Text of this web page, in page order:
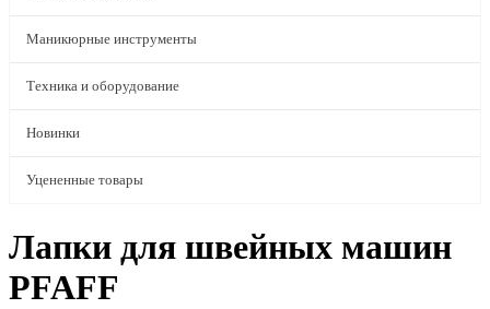
Маникюрные инструменты
Техника и оборудование
Новинки
Уцененные товары
Лапки для швейных машин
PFAFF